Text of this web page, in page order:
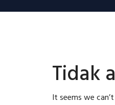
Tidak
It seems we